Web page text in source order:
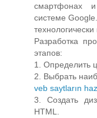
смартфонах
системе
Разработка
этапов:
1. Определить
2. Выбрать
veb saytların
3. Создать
HTML.